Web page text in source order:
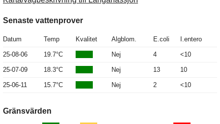
Senaste vattenprover
Datum Temp Kvalitet Algblom. E.coli I.entero
25-08-06 19.7°C Nej 4 <10
25-07-09 18.3°C Nej 13 10
25-06-11 15.7°C Nej 2 <10
Gränsvärden